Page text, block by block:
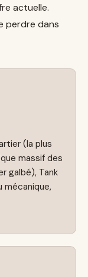
actuelle.
perdre dans
(la plus
massif des
galbé), Tank
mécanique,